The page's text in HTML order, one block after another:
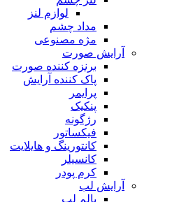
لوازم لنز
مداد چشم
مژه مصنوعی
آرایش صورت
برنزه کننده صورت
پاک کننده آرایش
پرایمر
پنکیک
رژگونه
فیکساتور
کانتورینگ و هایلایت
کانسیلر
کرم پودر
آرایش لب
بالم لب